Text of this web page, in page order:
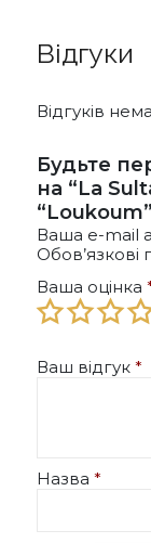
Відгуки
Відгуків
Будьте
на “La
Ваша e-mail
Обов’язкові
Ваша оцінка
Ваш відгук *
Назва *